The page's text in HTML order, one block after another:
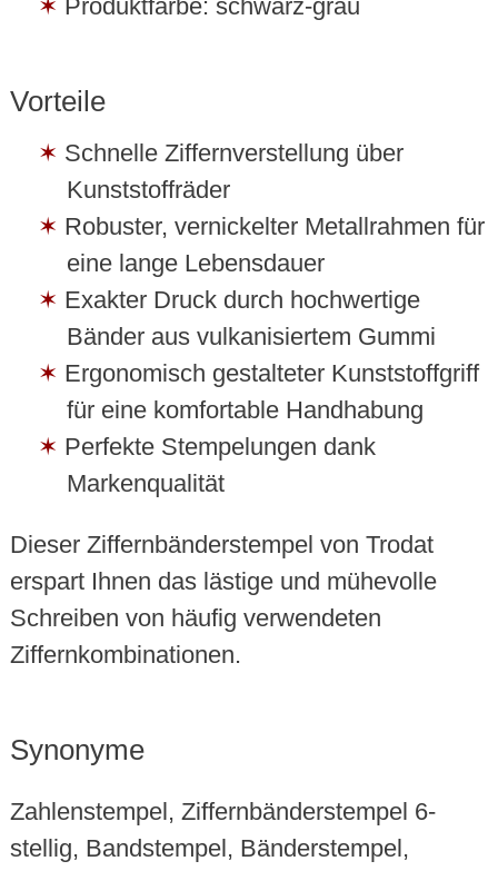
Produktfarbe: schwarz-grau
Vorteile
Schnelle Ziffernverstellung über
Kunststoffräder
Robuster, vernickelter Metallrahmen für
eine lange Lebensdauer
Exakter Druck durch hochwertige
Bänder aus vulkanisiertem Gummi
Ergonomisch gestalteter Kunststoffgriff
für eine komfortable Handhabung
Perfekte Stempelungen dank
Markenqualität
Dieser Ziffernbänderstempel von Trodat
erspart Ihnen das lästige und mühevolle
Schreiben von häufig verwendeten
Ziffernkombinationen.
Synonyme
Zahlenstempel, Ziffernbänderstempel 6-
stellig, Bandstempel, Bänderstempel,